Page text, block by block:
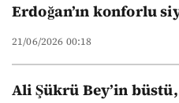
Erdoğan’ın konforlu
21/06/2026 00:18
Ali Şükrü Bey’in büstü,